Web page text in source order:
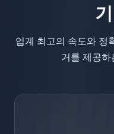
업계 최고의 속도와 정
거를 제공